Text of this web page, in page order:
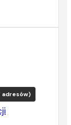
adresów)